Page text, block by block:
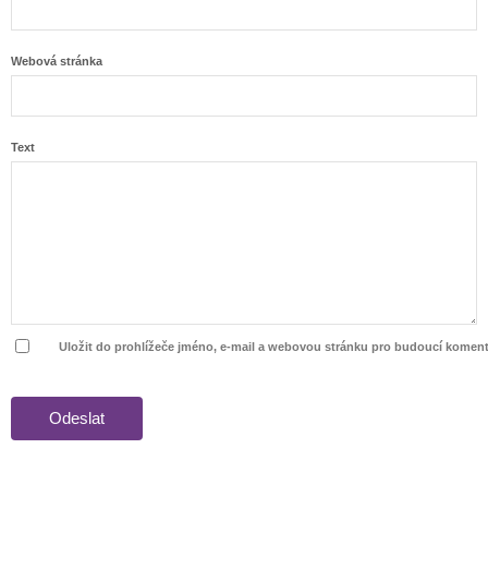
Webová stránka
Uložit do prohlížeče jméno, e-mail a webovou stránku pro budoucí
Text